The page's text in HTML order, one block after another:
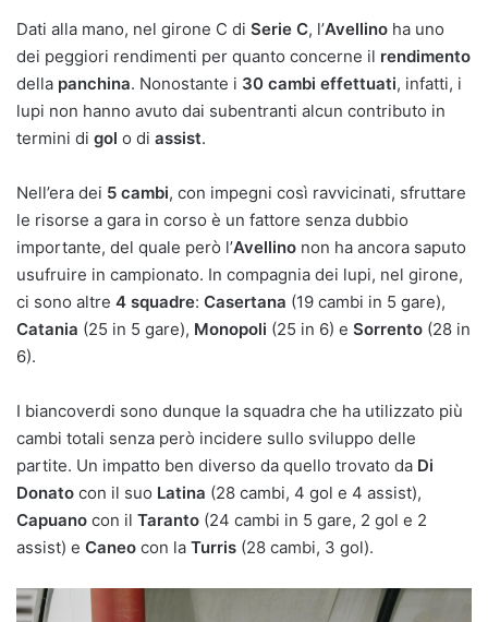
Dati alla mano, nel girone C di Serie C, l’Avellino ha uno
dei peggiori rendimenti per quanto concerne il rendimento
della panchina. Nonostante i 30 cambi effettuati, infatti, i
lupi non hanno avuto dai subentranti alcun contributo in
termini di gol o di assist.
Nell’era dei 5 cambi, con impegni così ravvicinati, sfruttare
le risorse a gara in corso è un fattore senza dubbio
importante, del quale però l’Avellino non ha ancora saputo
usufruire in campionato. In compagnia dei lupi, nel girone,
ci sono altre 4 squadre: Casertana (19 cambi in 5 gare),
Catania (25 in 5 gare), Monopoli (25 in 6) e Sorrento (28 in
6).
I biancoverdi sono dunque la squadra che ha utilizzato più
cambi totali senza però incidere sullo sviluppo delle
partite. Un impatto ben diverso da quello trovato da Di
Donato con il suo Latina (28 cambi, 4 gol e 4 assist),
Capuano con il Taranto (24 cambi in 5 gare, 2 gol e 2
assist) e Caneo con la Turris (28 cambi, 3 gol).